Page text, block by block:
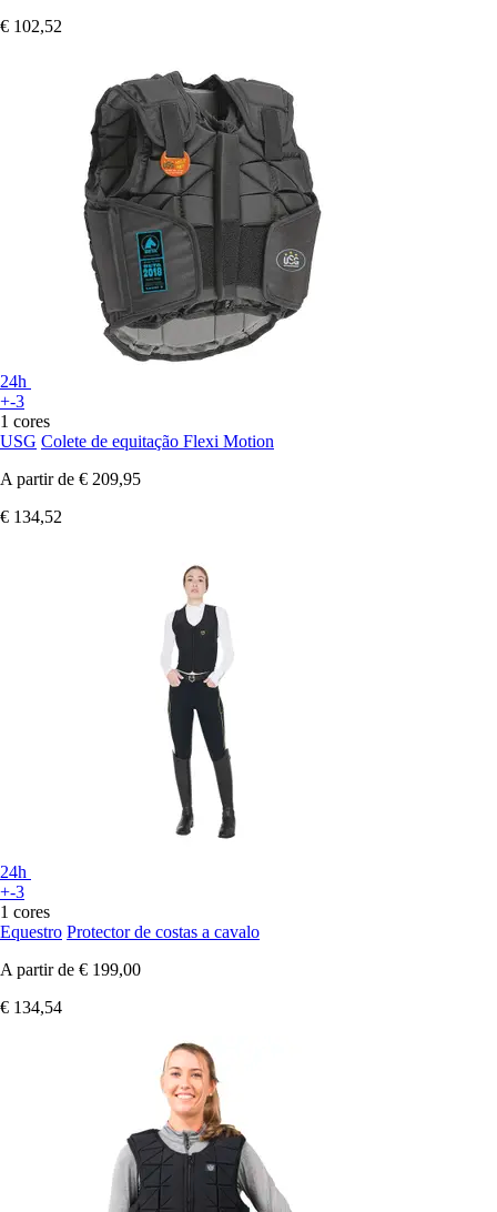
€ 102,52
24h
+-3
1 cores
USG Colete de equitação Flexi Motion
A partir de € 209,95
€ 134,52
24h
+-3
1 cores
Equestro Protector de costas a cavalo
A partir de € 199,00
€ 134,54